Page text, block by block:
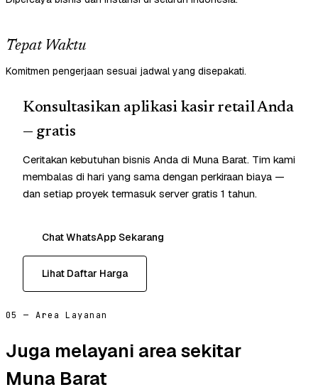
Tepat Waktu
Komitmen pengerjaan sesuai jadwal yang disepakati.
Konsultasikan aplikasi kasir retail Anda
— gratis
Ceritakan kebutuhan bisnis Anda di Muna Barat. Tim kami
membalas di hari yang sama dengan perkiraan biaya —
dan setiap proyek termasuk server gratis 1 tahun.
Chat WhatsApp Sekarang
Lihat Daftar Harga
05 — Area Layanan
Juga melayani area sekitar
Muna Barat